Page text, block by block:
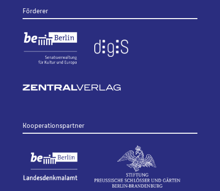
Förderer
Kooperationspartner